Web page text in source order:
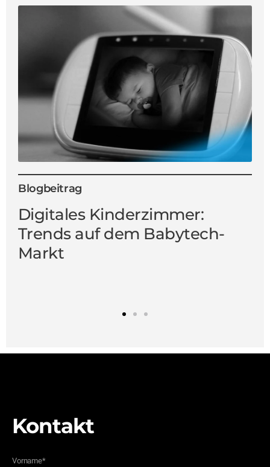
Blogbeitrag
Digitales Kinderzimmer:
Trends auf dem Babytech-
Markt
1 2 3
Kontakt
Vorname*